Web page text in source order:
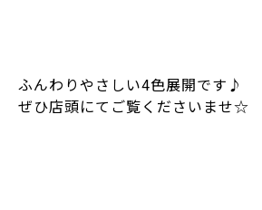
ふんわりやさしい4色展開です♪
ぜひ店頭にてご覧くださいませ☆